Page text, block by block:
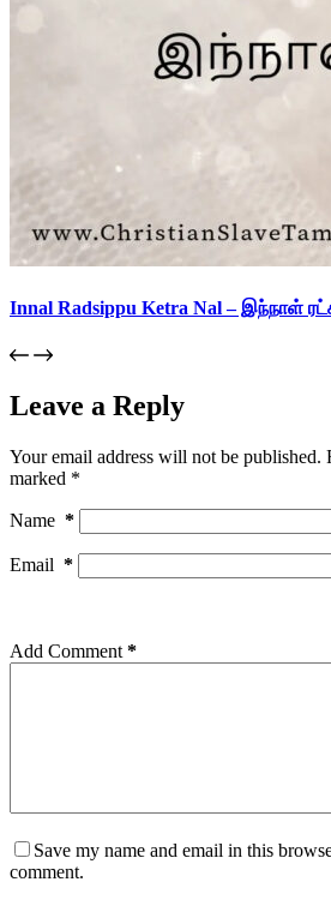
Innal Radsippu Ketra Nal – இந்நாள்
Leave a Reply
Your email address will not be published.
marked *
Name *
Email *
Add Comment *
Save my name and email in this
comment.